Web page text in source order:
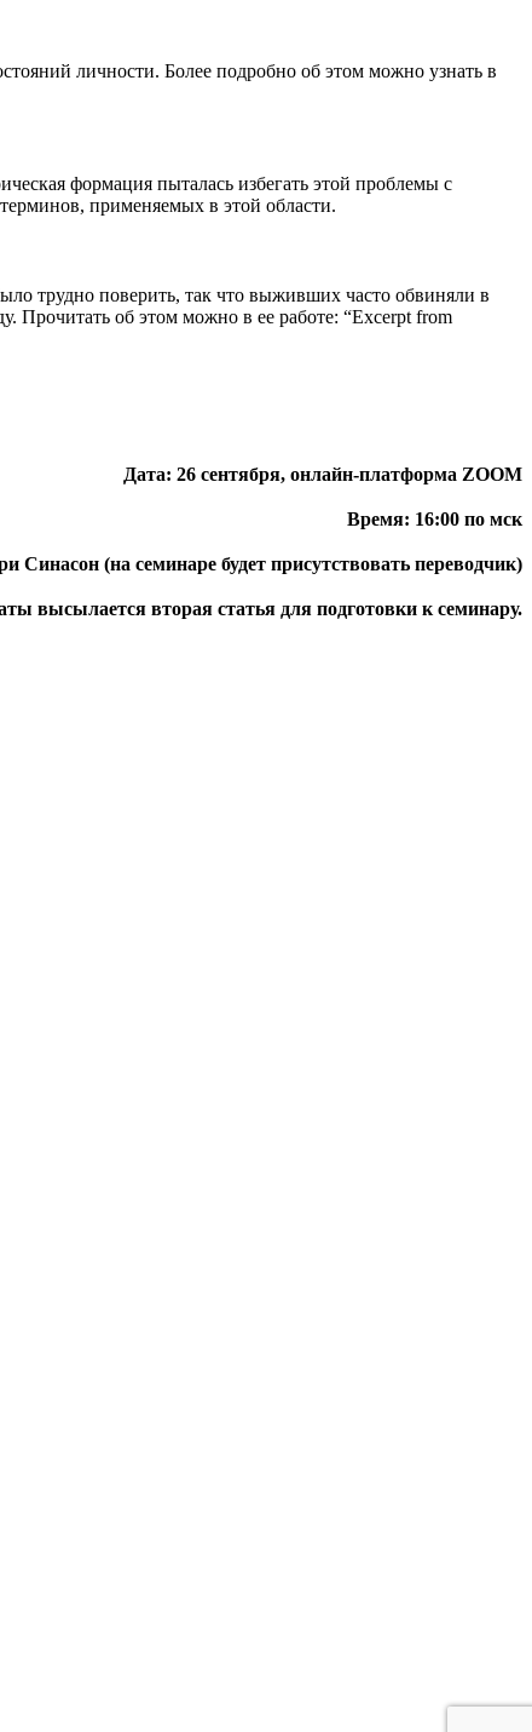
личности. Более подробно об этом можно узнать в
формация пыталась избегать этой проблемы с
применяемых в этой области.
трудно поверить, так что выживших часто обвиняли в
Прочитать об этом можно в ее работе: “Excerpt from
Дата: 26 сентября, онлайн-платформа ZOOM
Время: 16:00 по мск
Синасон (на семинаре будет присутствовать переводчик)
высылается вторая статья для подготовки к семинару.